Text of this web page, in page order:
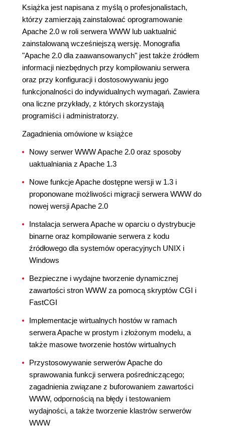
Książka jest napisana z myślą o profesjonalistach,
którzy zamierzają zainstalować oprogramowanie
Apache 2.0 w roli serwera WWW lub uaktualnić
zainstalowaną wcześniejszą wersję. Monografia
"Apache 2.0 dla zaawansowanych" jest także źródłem
informacji niezbędnych przy kompilowaniu serwera
oraz przy konfiguracji i dostosowywaniu jego
funkcjonalności do indywidualnych wymagań. Zawiera
ona liczne przykłady, z których skorzystają
programiści i administratorzy.
Zagadnienia omówione w książce
Nowy serwer WWW Apache 2.0 oraz sposoby
uaktualniania z Apache 1.3
Nowe funkcje Apache dostępne wersji w 1.3 i
proponowane możliwości migracji serwera WWW do
nowej wersji Apache 2.0
Instalacja serwera Apache w oparciu o dystrybucje
binarne oraz kompilowanie serwera z kodu
źródłowego dla systemów operacyjnych UNIX i
Windows
Bezpieczne i wydajne tworzenie dynamicznej
zawartości stron WWW za pomocą skryptów CGI i
FastCGI
Implementacje wirtualnych hostów w ramach
serwera Apache w prostym i złożonym modelu, a
także masowe tworzenie hostów wirtualnych
Przystosowywanie serwerów Apache do
sprawowania funkcji serwera pośredniczącego;
zagadnienia związane z buforowaniem zawartości
WWW, odpornością na błędy i testowaniem
wydajności, a także tworzenie klastrów serwerów
WWW